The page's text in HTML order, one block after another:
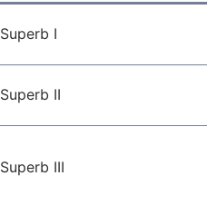
Superb I
Superb II
Superb III